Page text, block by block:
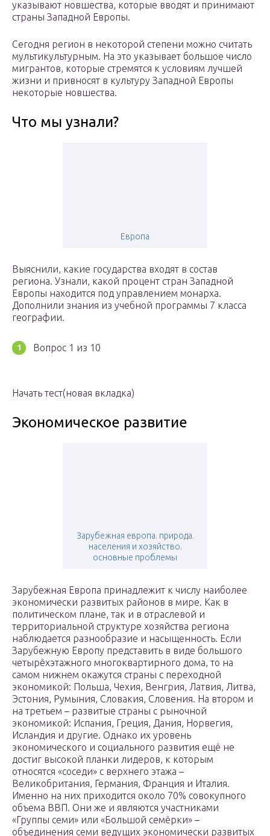
указывают новшества, которые вводят и принимают
страны Западной Европы.
Сегодня регион в некоторой степени можно считать
мультикультурным. На это указывает большое число
мигрантов, которые стремятся к условиям лучшей
жизни и привносят в культуру Западной Европы
некоторые новшества.
Что мы узнали?
Европа
Выяснили, какие государства входят в состав
региона. Узнали, какой процент стран Западной
Европы находится под управлением монарха.
Дополнили знания из учебной программы 7 класса
географии.
Вопрос 1 из 10
Начать тест(новая вкладка)
Экономическое развитие
Зарубежная европа. природа.
населения и хозяйство.
основные проблемы
Зарубежная Европа принадлежит к числу наиболее
экономически развитых районов в мире. Как в
политическом плане, так и в отраслевой и
территориальной структуре хозяйства региона
наблюдается разнообразие и насыщенность. Если
Зарубежную Европу представить в виде большого
четырёхэтажного многоквартирного дома, то на
самом нижнем окажутся страны с переходной
экономикой: Польша, Чехия, Венгрия, Латвия, Литва,
Эстония, Румыния, Словакия, Словения. На втором и
на третьем – развитые страны с рыночной
экономикой: Испания, Греция, Дания, Норвегия,
Исландия и другие. Однако их уровень
экономического и социального развития ещё не
достиг высокой планки лидеров, к которым
относятся «соседи» с верхнего этажа –
Великобритания, Германия, Франция и Италия.
Именно на них приходится около 70% совокупного
объема ВВП. Они же и являются участниками
«Группы семи» или «Большой семёрки» –
объединения семи ведущих экономически развитых